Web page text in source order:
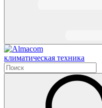
климатическая техника